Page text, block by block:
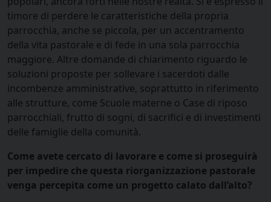
timore di perdere le caratteristiche della propria
parrocchia, anche se piccola, per un accentramento
della vita pastorale e di fede in una sola parrocchia
maggiore. Altre domande di chiarimento riguardo le
soluzioni proposte per sollevare i sacerdoti dalle
incombenze amministrative, soprattutto in riferimento
alle strutture, come Scuole materne o Case di riposo
parrocchiali, frutto di sogni, di sacrifici e di investimenti
delle famiglie della comunità.
Come avete cercato di lavorare e come si proseguirà
per impedire che questa riorganizzazione pastorale
venga percepita come un progetto calato dall’alto?